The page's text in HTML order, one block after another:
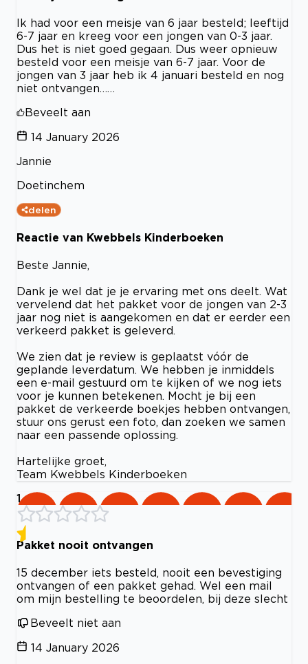
Ik had voor een meisje van 6 jaar besteld; leeftijd
6-7 jaar en kreeg voor een jongen van 0-3 jaar.
Dus het is niet goed gegaan. Dus weer opnieuw
besteld voor een meisje van 6-7 jaar. Voor de
jongen van 3 jaar heb ik 4 januari besteld en nog
niet ontvangen……
Beveelt aan
14 January 2026
Jannie
Doetinchem
delen
Reactie van Kwebbels Kinderboeken
Beste Jannie,
Dank je wel dat je je ervaring met ons deelt. Wat
vervelend dat het pakket voor de jongen van 2-3
jaar nog niet is aangekomen en dat er eerder een
verkeerd pakket is geleverd.
We zien dat je review is geplaatst vóór de
geplande leverdatum. We hebben je inmiddels
een e-mail gestuurd om te kijken of we nog iets
voor je kunnen betekenen. Mocht je bij een
pakket de verkeerde boekjes hebben ontvangen,
stuur ons gerust een foto, dan zoeken we samen
naar een passende oplossing.
Hartelijke groet,
Team Kwebbels Kinderboeken
1
Pakket nooit ontvangen
15 december iets besteld, nooit een bevestiging
ontvangen of een pakket gehad. Wel een mail
om mijn bestelling te beoordelen, bij deze slecht
Beveelt niet aan
14 January 2026